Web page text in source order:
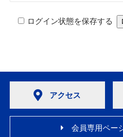
ログイン状態を保存する
アクセス
会員専用ペー